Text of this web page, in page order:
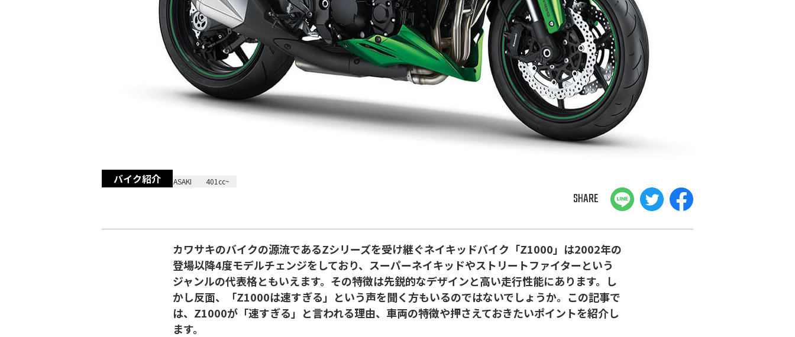
バイク紹介
2023/10/19 KAWASAKI 401cc~
SHARE
カワサキのバイクの源流であるZシリーズを受け継ぐネイキッドバイク「Z1000」は2002年の
登場以降4度モデルチェンジをしており、スーパーネイキッドやストリートファイターという
ジャンルの代表格ともいえます。その特徴は先鋭的なデザインと高い走行性能にあります。し
かし反面、「Z1000は速すぎる」という声を聞く方もいるのではないでしょうか。この記事で
は、Z1000が「速すぎる」と言われる理由、車両の特徴や押さえておきたいポイントを紹介し
ます。